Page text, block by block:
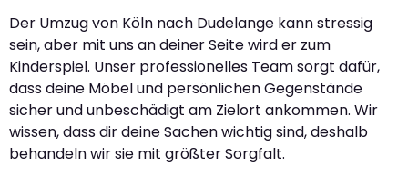
Der Umzug von Köln nach Dudelange kann stressig
sein, aber mit uns an deiner Seite wird er zum
Kinderspiel. Unser professionelles Team sorgt dafür,
dass deine Möbel und persönlichen Gegenstände
sicher und unbeschädigt am Zielort ankommen. Wir
wissen, dass dir deine Sachen wichtig sind, deshalb
behandeln wir sie mit größter Sorgfalt.